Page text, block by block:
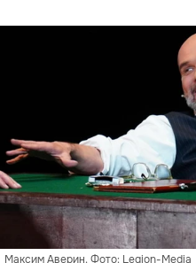
Максим Аверин. Фото: Legion-Media